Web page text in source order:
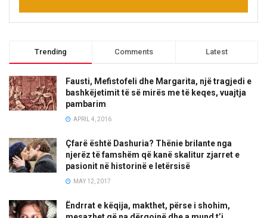
Trending Comments Latest
Fausti, Mefistofeli dhe Margarita, një tragjedi e
bashkëjetimit të së mirës me të keqes, vuajtja
pambarim
APRIL 4, 2016
Çfarë është Dashuria? Thënie brilante nga
njerëz të famshëm që kanë skalitur zjarret e
pasionit në historinë e letërsisë
MAY 12, 2017
Ëndrrat e këqija, makthet, përse i shohim,